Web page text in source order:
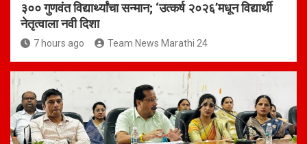
३०० गुणवंत विद्यार्थ्यांचा सन्मान; ‘उत्कर्ष २०२६’मधून विद्यार्थी
नेतृत्वाला नवी दिशा
7 hours ago Team News Marathi 24